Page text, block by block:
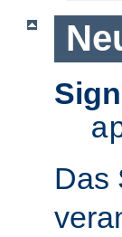
Das